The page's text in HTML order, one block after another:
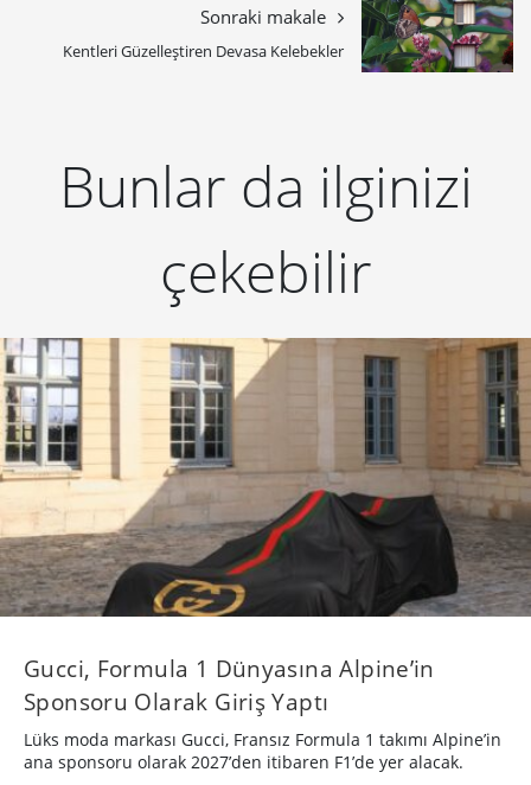
Sonraki makale
Kentleri Güzelleştiren Devasa Kelebekler
Bunlar da ilginizi
çekebilir
Gucci, Formula 1 Dünyasına Alpine’in
Sponsoru Olarak Giriş Yaptı
Lüks moda markası Gucci, Fransız Formula 1 takımı Alpine’in
ana sponsoru olarak 2027’den itibaren F1’de yer alacak.